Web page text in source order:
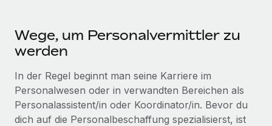
Wege, um Personalvermittler zu
werden
In der Regel beginnt man seine Karriere im
Personalwesen oder in verwandten Bereichen als
Personalassistent/in oder Koordinator/in. Bevor du
dich auf die Personalbeschaffung spezialisierst, ist